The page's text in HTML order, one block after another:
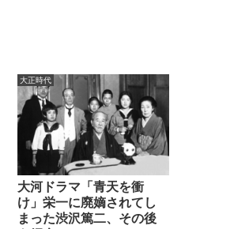
大正時代
大河ドラマ「青天を衝
け」栄一に廃嫡されてし
まった渋沢篤二、その後